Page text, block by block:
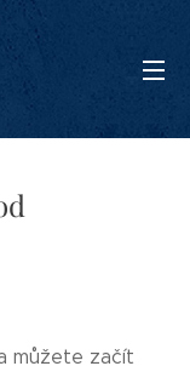
můžete začít